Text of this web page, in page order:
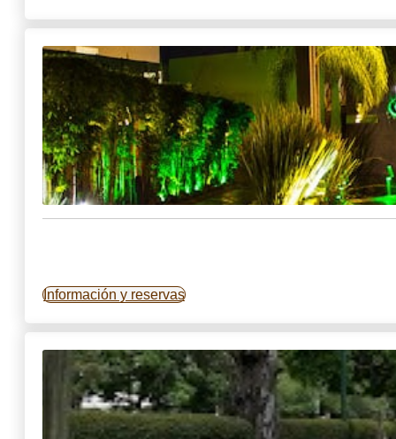
Información y reservas